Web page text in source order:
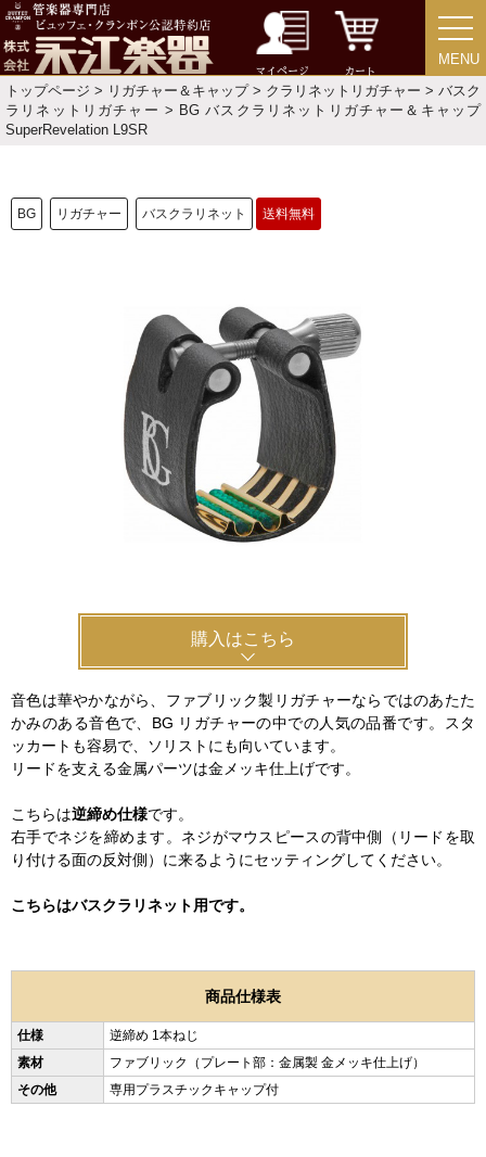
マイページ カート
MENU
MENU
トップページ > リガチャー＆キャップ> クラリネットリガチャー > バスク
ラリネットリガチャー > BG バスクラリネットリガチャー＆キャップ
SuperRevelation L9SR
BG リガチャー バスクラリネット 送料無料
購入はこちら
音色は華やかながら、ファブリック製リガチャーならではのあたた
かみのある音色で、BG リガチャーの中での人気の品番です。スタ
ッカートも容易で、ソリストにも向いています。
リードを支える金属パーツは金メッキ仕上げです。
こちらは逆締め仕様です。
右手でネジを締めます。ネジがマウスピースの背中側（リードを取
り付ける面の反対側）に来るようにセッティングしてください。
こちらはバスクラリネット用です。
商品仕様表
仕様
逆締め 1本ねじ
素材
ファブリック（プレート部：金属製 金メッキ仕上げ）
その他
専用プラスチックキャップ付
人気の永江楽器コラム
「楽器をはじめよう」
お手入れ方法
特定商取引法 プライバシー・ポリシー